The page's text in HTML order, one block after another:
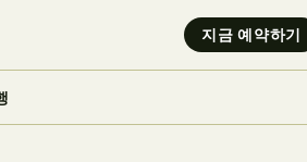
지금 예약하기